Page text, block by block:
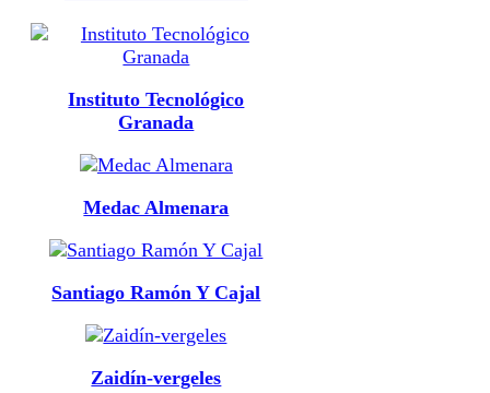
Instituto Tecnológico
Granada
Medac Almenara
Santiago Ramón Y Cajal
Zaidín-vergeles